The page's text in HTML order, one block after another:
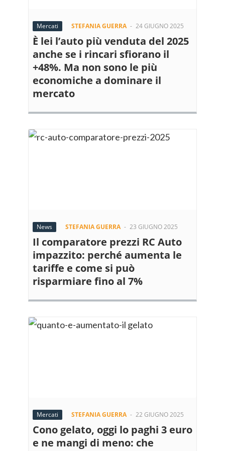
Mercati STEFANIA GUERRA - 24 GIUGNO 2025
È lei l’auto più venduta del 2025
anche se i rincari sfiorano il
+48%. Ma non sono le più
economiche a dominare il
mercato
News STEFANIA GUERRA - 23 GIUGNO 2025
Il comparatore prezzi RC Auto
impazzito: perché aumenta le
tariffe e come si può
risparmiare fino al 7%
Mercati STEFANIA GUERRA - 22 GIUGNO 2025
Cono gelato, oggi lo paghi 3 euro
e ne mangi di meno: che